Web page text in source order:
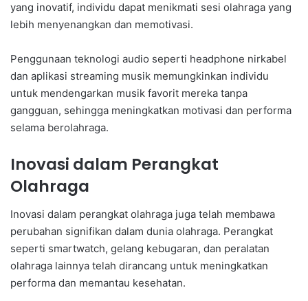
yang inovatif, individu dapat menikmati sesi olahraga yang
lebih menyenangkan dan memotivasi.
Penggunaan teknologi audio seperti headphone nirkabel
dan aplikasi streaming musik memungkinkan individu
untuk mendengarkan musik favorit mereka tanpa
gangguan, sehingga meningkatkan motivasi dan performa
selama berolahraga.
Inovasi dalam Perangkat
Olahraga
Inovasi dalam perangkat olahraga juga telah membawa
perubahan signifikan dalam dunia olahraga. Perangkat
seperti smartwatch, gelang kebugaran, dan peralatan
olahraga lainnya telah dirancang untuk meningkatkan
performa dan memantau kesehatan.